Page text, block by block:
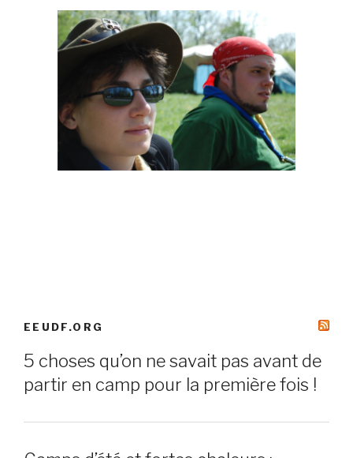
EEUDF.ORG
5 choses qu’on ne savait pas avant de
partir en camp pour la première fois !